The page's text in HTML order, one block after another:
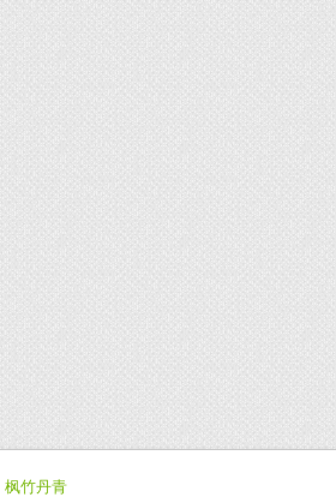
枫竹丹青